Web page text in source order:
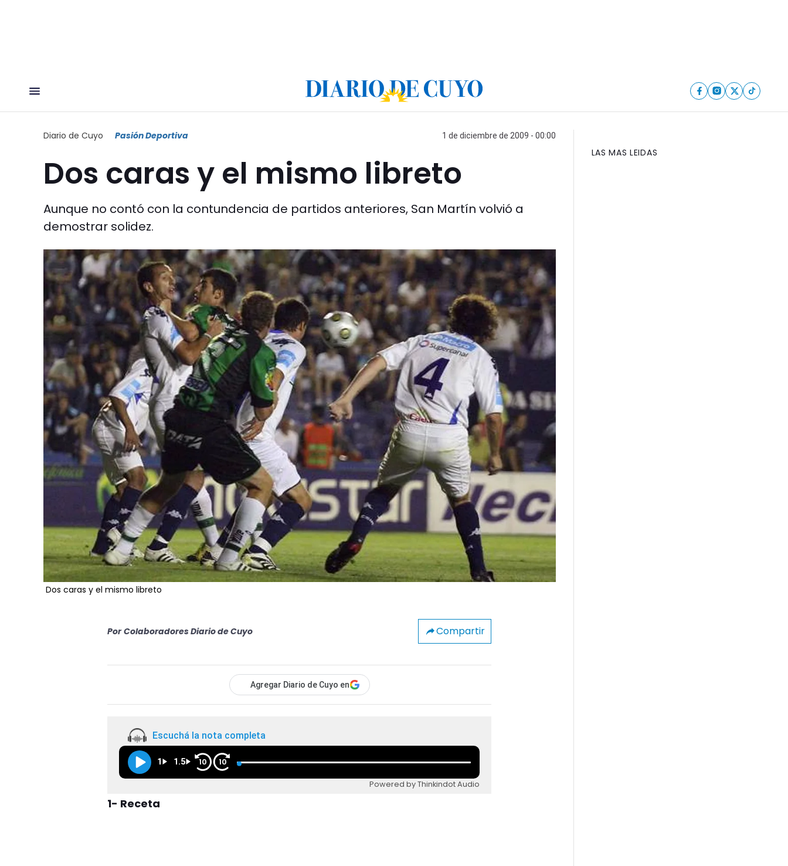
Diario de Cuyo Pasión Deportiva 1 de diciembre de 2009 - 00:00
Dos caras y el mismo libreto
Aunque no contó con la contundencia de partidos anteriores, San Martín volvió a
demostrar solidez.
Dos caras y el mismo libreto
Por Colaboradores Diario de Cuyo Compartir
Agregar Diario de Cuyo en
Escuchá la nota completa
1 1.5 10 10
Powered by Thinkindot Audio
1- Receta
LAS MAS LEIDAS